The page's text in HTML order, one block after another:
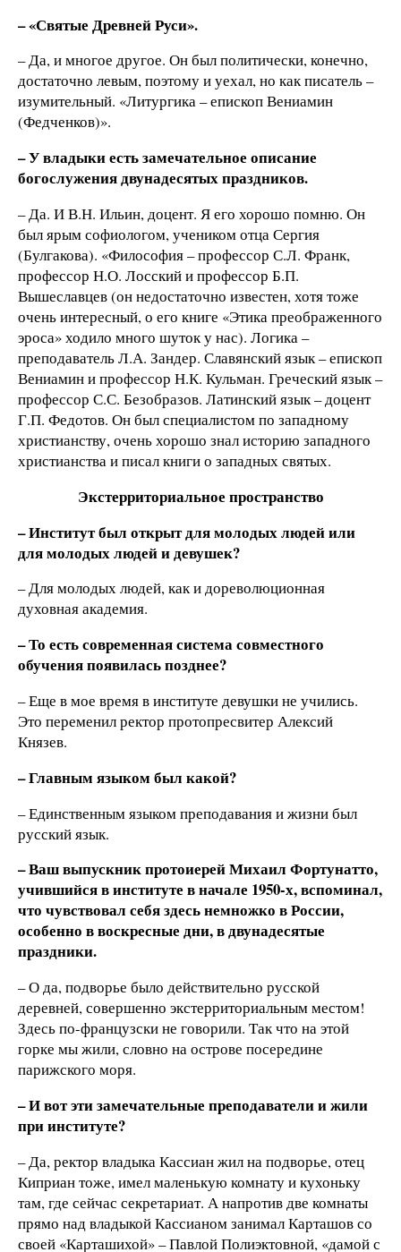
– «Святые Древней Руси».
– Да, и многое другое. Он был политически, конечно,
достаточно левым, поэтому и уехал, но как писатель –
изумительный. «Литургика – епископ Вениамин
(Федченков)».
– У владыки есть замечательное описание
богослужения двунадесятых праздников.
– Да. И В.Н. Ильин, доцент. Я его хорошо помню. Он
был ярым софиологом, учеником отца Сергия
(Булгакова). «Философия – профессор С.Л. Франк,
профессор Н.О. Лосский и профессор Б.П.
Вышеславцев (он недостаточно известен, хотя тоже
очень интересный, о его книге «Этика преображенного
эроса» ходило много шуток у нас). Логика –
преподаватель Л.А. Зандер. Славянский язык – епископ
Вениамин и профессор Н.К. Кульман. Греческий язык –
профессор С.С. Безобразов. Латинский язык – доцент
Г.П. Федотов. Он был специалистом по западному
христианству, очень хорошо знал историю западного
христианства и писал книги о западных святых.
Экстерриториальное пространство
– Институт был открыт для молодых людей или
для молодых людей и девушек?
– Для молодых людей, как и дореволюционная
духовная академия.
– То есть современная система совместного
обучения появилась позднее?
– Еще в мое время в институте девушки не учились.
Это переменил ректор протопресвитер Алексий
Князев.
– Главным языком был какой?
– Единственным языком преподавания и жизни был
русский язык.
– Ваш выпускник протоиерей Михаил Фортунатто,
учившийся в институте в начале 1950-х, вспоминал,
что чувствовал себя здесь немножко в России,
особенно в воскресные дни, в двунадесятые
праздники.
– О да, подворье было действительно русской
деревней, совершенно экстерриториальным местом!
Здесь по-французски не говорили. Так что на этой
горке мы жили, словно на острове посередине
парижского моря.
– И вот эти замечательные преподаватели и жили
при институте?
– Да, ректор владыка Кассиан жил на подворье, отец
Киприан тоже, имел маленькую комнату и кухоньку
там, где сейчас секретариат. А напротив две комнаты
прямо над владыкой Кассианом занимал Карташов со
своей «Карташихой» – Павлой Полиэктовной, «дамой с